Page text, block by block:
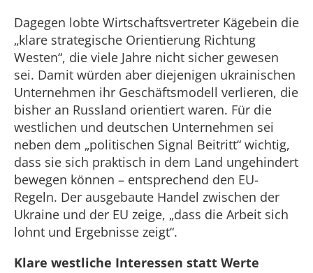
Dagegen lobte Wirtschaftsvertreter Kägebein die
„klare strategische Orientierung Richtung
Westen“, die viele Jahre nicht sicher gewesen
sei. Damit würden aber diejenigen ukrainischen
Unternehmen ihr Geschäftsmodell verlieren, die
bisher an Russland orientiert waren. Für die
westlichen und deutschen Unternehmen sei
neben dem „politischen Signal Beitritt“ wichtig,
dass sie sich praktisch in dem Land ungehindert
bewegen können – entsprechend den EU-
Regeln. Der ausgebaute Handel zwischen der
Ukraine und der EU zeige, „dass die Arbeit sich
lohnt und Ergebnisse zeigt“.
Klare westliche Interessen statt Werte